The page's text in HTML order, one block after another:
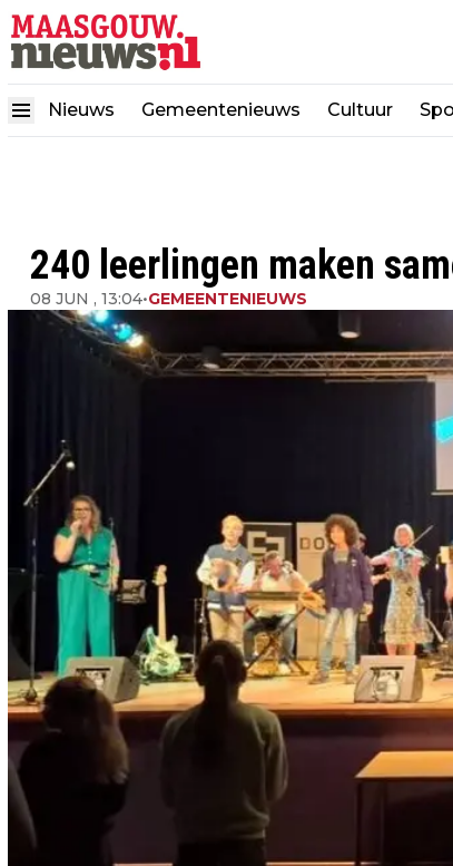
Nieuws Gemeentenieuws Cultuur
240 leerlingen maken
08 JUN , 13:04•GEMEENTENIEUWS